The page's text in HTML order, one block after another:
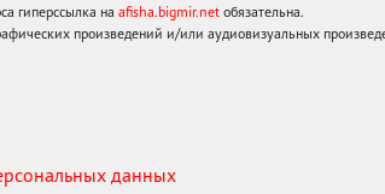
гиперссылка на afisha.bigmir.net обязательна.
произведений и/или аудиовизуальных
данных